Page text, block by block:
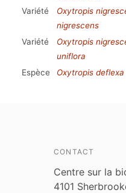
Variété Oxytropis
nigrescens
Variété Oxytropis
uniflora
Espèce Oxytropis deflexa
CONTACT
Centre sur la
4101